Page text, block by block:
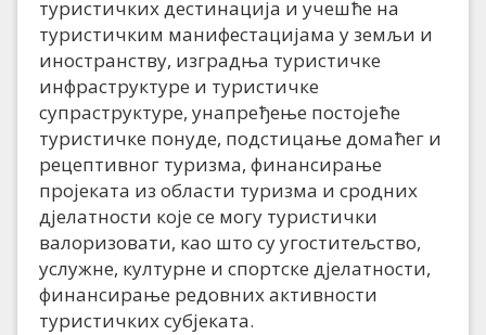
туристичких дестинација и учешће на
туристичким манифестацијама у земљи и
иностранству, изградња туристичке
инфраструктуре и туристичке
супраструктуре, унапређење постојеће
туристичке понуде, подстицање домаћег и
рецептивног туризма, финансирање
пројеката из области туризма и сродних
д‌јелатности које се могу туристички
валоризовати, као што су угоститељство,
услужне, културне и спортске д‌јелатности,
финансирање редовних активности
туристичких субјеката.